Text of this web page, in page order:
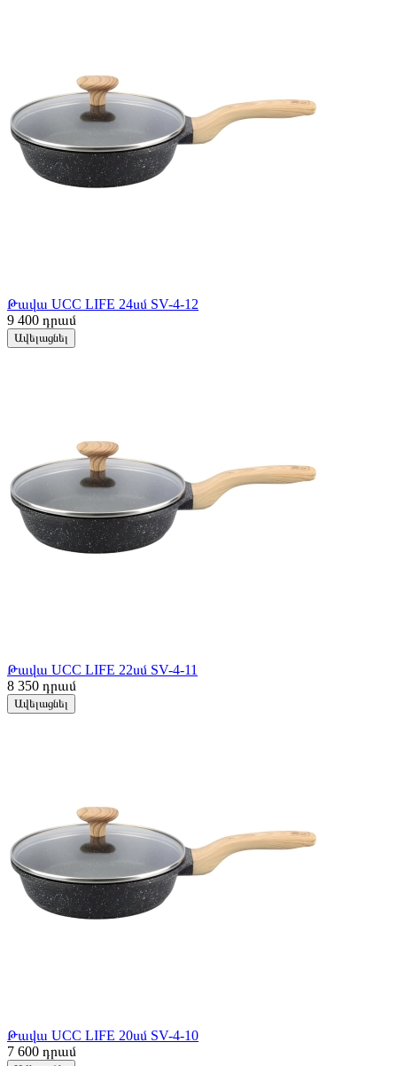
Թավա UCC LIFE 24սմ SV-4-12
9 400 դրամ
Ավելացնել
Թավա UCC LIFE 22սմ SV-4-11
8 350 դրամ
Ավելացնել
Թավա UCC LIFE 20սմ SV-4-10
7 600 դրամ